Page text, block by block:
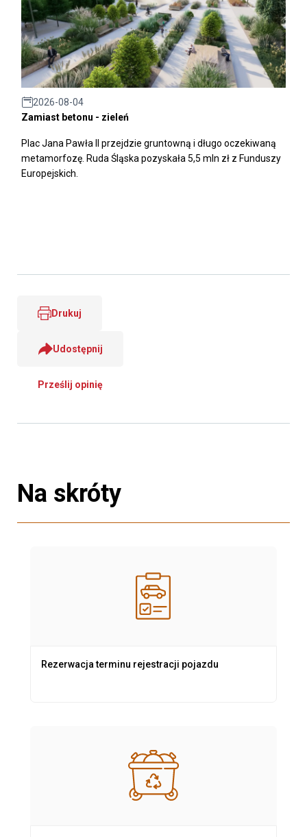
2026-08-04
Zamiast betonu - zieleń
Plac Jana Pawła II przejdzie gruntowną i długo oczekiwaną
metamorfozę. Ruda Śląska pozyskała 5,5 mln zł z Funduszy
Europejskich.
Drukuj
Udostępnij
Prześlij opinię
Na skróty
Rezerwacja terminu rejestracji pojazdu